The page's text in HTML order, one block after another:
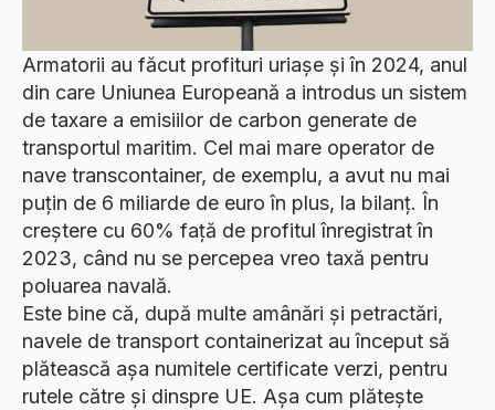
Armatorii au făcut profituri uriașe și în 2024, anul
din care Uniunea Europeană a introdus un sistem
de taxare a emisiilor de carbon generate de
transportul maritim. Cel mai mare operator de
nave transcontainer, de exemplu, a avut nu mai
puțin de 6 miliarde de euro în plus, la bilanț. În
creștere cu 60% față de profitul înregistrat în
2023, când nu se percepea vreo taxă pentru
poluarea navală.
Este bine că, după multe amânări și petractări,
navele de transport containerizat au început să
plătească așa numitele certificate verzi, pentru
rutele către și dinspre UE. Așa cum plătește